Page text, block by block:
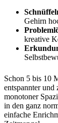
Gehirn
kreative
Schon 5 bis 10
entspannter und
monotoner
in den ganz
einfache